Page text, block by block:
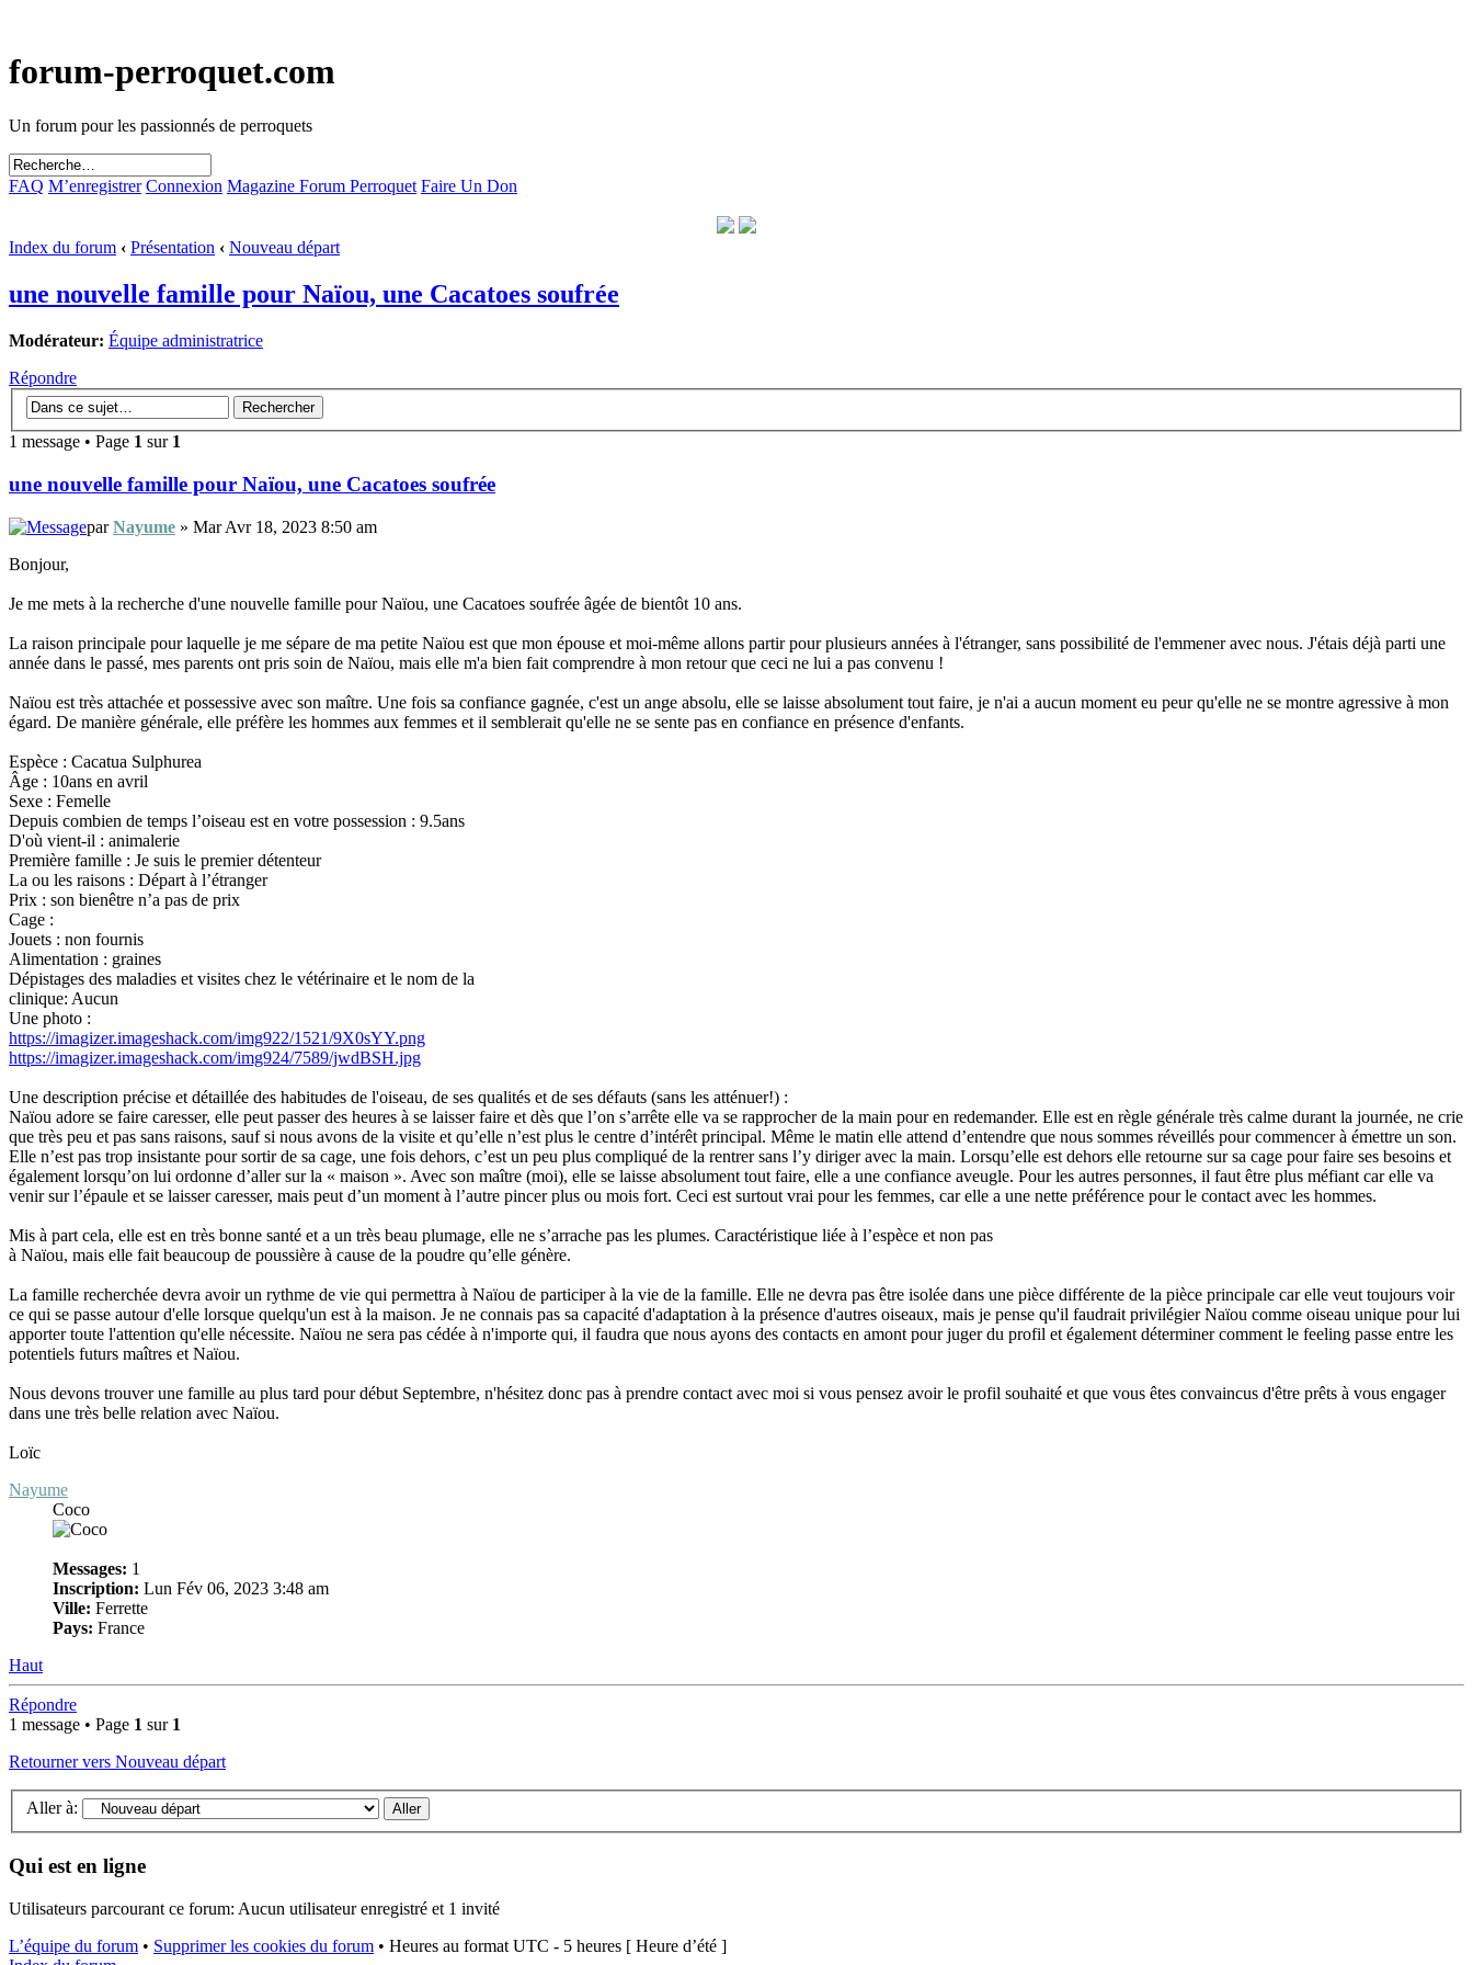
forum-perroquet.com
Un forum pour les passionnés de perroquets
FAQ M’enregistrer Connexion Magazine Forum Perroquet Faire Un Don
Index du forum ‹ Présentation ‹ Nouveau départ
une nouvelle famille pour Naïou, une Cacatoes soufrée
Modérateur: Équipe administratrice
Répondre
1 message • Page 1 sur 1
une nouvelle famille pour Naïou, une Cacatoes soufrée
parNayume » Mar Avr 18, 2023 8:50 am
Bonjour,
Je me mets à la recherche d'une nouvelle famille pour Naïou, une Cacatoes soufrée âgée de bientôt 10 ans.
La raison principale pour laquelle je me sépare de ma petite Naïou est que mon épouse et moi-même allons partir pour plusieurs années à l'étranger, sans possibilité de l'emmener avec nous. J'étais déjà parti une
année dans le passé, mes parents ont pris soin de Naïou, mais elle m'a bien fait comprendre à mon retour que ceci ne lui a pas convenu !
Naïou est très attachée et possessive avec son maître. Une fois sa confiance gagnée, c'est un ange absolu, elle se laisse absolument tout faire, je n'ai a aucun moment eu peur qu'elle ne se montre agressive à mon
égard. De manière générale, elle préfère les hommes aux femmes et il semblerait qu'elle ne se sente pas en confiance en présence d'enfants.
Espèce : Cacatua Sulphurea
Âge : 10ans en avril
Sexe : Femelle
Depuis combien de temps l’oiseau est en votre possession : 9.5ans
D'où vient-il : animalerie
Première famille : Je suis le premier détenteur
La ou les raisons : Départ à l’étranger
Prix : son bienêtre n’a pas de prix
Cage :
Jouets : non fournis
Alimentation : graines
Dépistages des maladies et visites chez le vétérinaire et le nom de la
clinique: Aucun
Une photo :
https://imagizer.imageshack.com/img922/1521/9X0sYY.png
https://imagizer.imageshack.com/img924/7589/jwdBSH.jpg
Une description précise et détaillée des habitudes de l'oiseau, de ses qualités et de ses défauts (sans les atténuer!) :
Naïou adore se faire caresser, elle peut passer des heures à se laisser faire et dès que l’on s’arrête elle va se rapprocher de la main pour en redemander. Elle est en règle générale très calme durant la journée, ne crie
que très peu et pas sans raisons, sauf si nous avons de la visite et qu’elle n’est plus le centre d’intérêt principal. Même le matin elle attend d’entendre que nous sommes réveillés pour commencer à émettre un son.
Elle n’est pas trop insistante pour sortir de sa cage, une fois dehors, c’est un peu plus compliqué de la rentrer sans l’y diriger avec la main. Lorsqu’elle est dehors elle retourne sur sa cage pour faire ses besoins et
également lorsqu’on lui ordonne d’aller sur la « maison ». Avec son maître (moi), elle se laisse absolument tout faire, elle a une confiance aveugle. Pour les autres personnes, il faut être plus méfiant car elle va
venir sur l’épaule et se laisser caresser, mais peut d’un moment à l’autre pincer plus ou mois fort. Ceci est surtout vrai pour les femmes, car elle a une nette préférence pour le contact avec les hommes.
Mis à part cela, elle est en très bonne santé et a un très beau plumage, elle ne s’arrache pas les plumes. Caractéristique liée à l’espèce et non pas
à Naïou, mais elle fait beaucoup de poussière à cause de la poudre qu’elle génère.
La famille recherchée devra avoir un rythme de vie qui permettra à Naïou de participer à la vie de la famille. Elle ne devra pas être isolée dans une pièce différente de la pièce principale car elle veut toujours voir
ce qui se passe autour d'elle lorsque quelqu'un est à la maison. Je ne connais pas sa capacité d'adaptation à la présence d'autres oiseaux, mais je pense qu'il faudrait privilégier Naïou comme oiseau unique pour lui
apporter toute l'attention qu'elle nécessite. Naïou ne sera pas cédée à n'importe qui, il faudra que nous ayons des contacts en amont pour juger du profil et également déterminer comment le feeling passe entre les
potentiels futurs maîtres et Naïou.
Nous devons trouver une famille au plus tard pour début Septembre, n'hésitez donc pas à prendre contact avec moi si vous pensez avoir le profil souhaité et que vous êtes convaincus d'être prêts à vous engager
dans une très belle relation avec Naïou.
Loïc
Nayume
Coco
Messages: 1
Inscription: Lun Fév 06, 2023 3:48 am
Ville: Ferrette
Pays: France
Haut
Répondre
1 message • Page 1 sur 1
Retourner vers Nouveau départ
Aller à:
Qui est en ligne
Utilisateurs parcourant ce forum: Aucun utilisateur enregistré et 1 invité
L’équipe du forum • Supprimer les cookies du forum • Heures au format UTC - 5 heures [ Heure d’été ]